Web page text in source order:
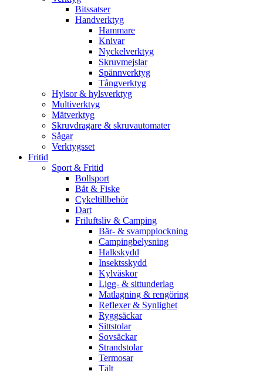
Bitssatser
Handverktyg
Hammare
Knivar
Nyckelverktyg
Skruvmejslar
Spännverktyg
Tångverktyg
Hylsor & hylsverktyg
Multiverktyg
Mätverktyg
Skruvdragare & skruvautomater
Sågar
Verktygsset
Fritid
Sport & Fritid
Bollsport
Båt & Fiske
Cykeltillbehör
Dart
Friluftsliv & Camping
Bär- & svampplockning
Campingbelysning
Halkskydd
Insektsskydd
Kylväskor
Ligg- & sittunderlag
Matlagning & rengöring
Reflexer & Synlighet
Ryggsäckar
Sittstolar
Sovsäckar
Strandstolar
Termosar
Tält